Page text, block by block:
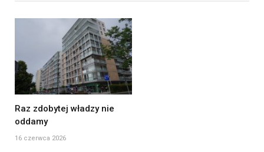
Raz zdobytej władzy nie
oddamy
16 czerwca 2026